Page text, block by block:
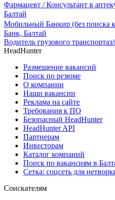
Фармацевт / Консультант в
Балтай
Мобильный Банкир (без поиска
Банк, Балтай
Водитель грузового транспорта
HeadHunter
Размещение вакансий
Поиск по резюме
О компании
Наши вакансии
Реклама на сайте
Требования к ПО
Безопасный HeadHunter
HeadHunter API
Партнерам
Инвесторам
Каталог компаний
Поиск по вакансиям в
Сетка: соцсеть для
Соискателям